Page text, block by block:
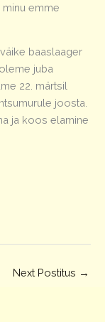
emme
baaslaager
juba
22. märtsil
joosta.
ja koos elamine
Next Postitus →